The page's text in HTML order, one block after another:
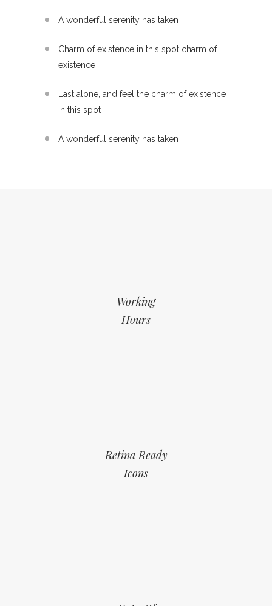
A wonderful serenity has taken
Charm of existence in this spot charm of
existence
Last alone, and feel the charm of existence
in this spot
A wonderful serenity has taken
Working
Hours
Retina Ready
Icons